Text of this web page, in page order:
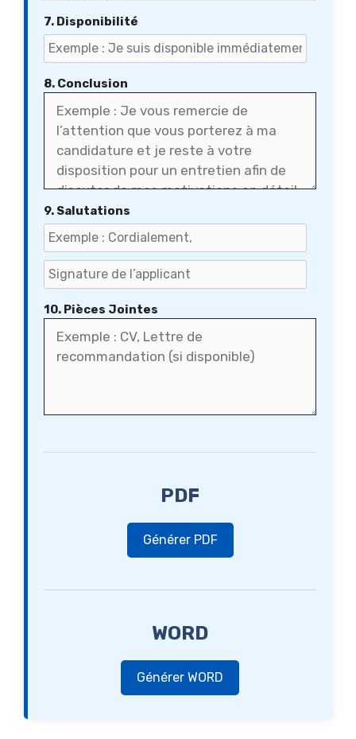
7. Disponibilité
8. Conclusion
9. Salutations
10. Pièces Jointes
PDF
Générer PDF
WORD
Générer WORD